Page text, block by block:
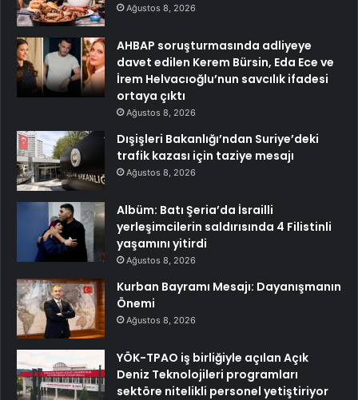
Ağustos 8, 2026
AHBAP soruşturmasında adliyeye
davet edilen Kerem Bürsin, Eda Ece ve
İrem Helvacıoğlu’nun savcılık ifadesi
ortaya çıktı
Ağustos 8, 2026
Dışişleri Bakanlığı’ndan Suriye’deki
trafik kazası için taziye mesajı
Ağustos 8, 2026
Albüm: Batı Şeria’da İsrailli
yerleşimcilerin saldırısında 4 Filistinli
yaşamını yitirdi
Ağustos 8, 2026
Kurban Bayramı Mesajı: Dayanışmanın
Önemi
Ağustos 8, 2026
YÖK-TPAO iş birliğiyle açılan Açık
Deniz Teknolojileri programları
sektöre nitelikli personel yetiştiriyor